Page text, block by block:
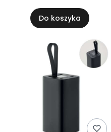
Do koszyka